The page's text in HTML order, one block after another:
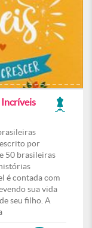
Incríveis
por
50 brasileiras
é contada com
sua vida
seu filho. A